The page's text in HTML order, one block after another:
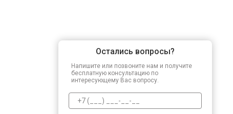
Остались вопросы?
Напишите или позвоните нам и получите
бесплатную консультацию по
интересующему Вас вопросу.